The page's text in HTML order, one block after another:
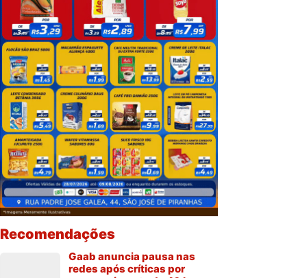
Recomendações
Gaab anuncia pausa nas
redes após críticas por